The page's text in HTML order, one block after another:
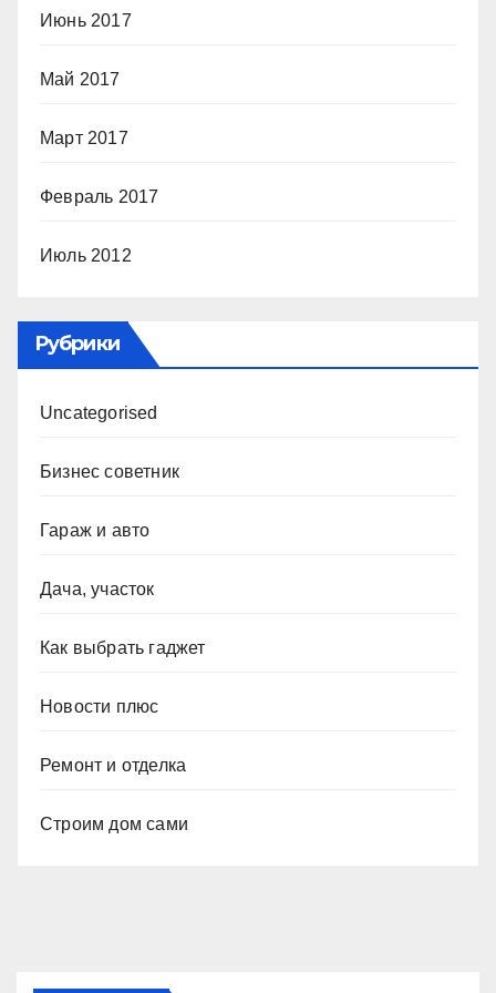
Июнь 2017
Май 2017
Март 2017
Февраль 2017
Июль 2012
Рубрики
Uncategorised
Бизнес советник
Гараж и авто
Дача, участок
Как выбрать гаджет
Новости плюс
Ремонт и отделка
Строим дом сами